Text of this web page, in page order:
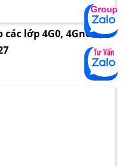
lớp 4G0, 4Gnew,